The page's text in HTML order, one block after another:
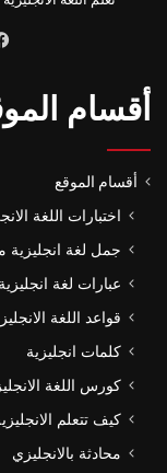
أقسام
أقسام الموقع
اختبارات اللغة
جمل لغة انجليزية
عبارات لغة انجليزية
قواعد اللغة
كلمات انجليزية
كورس اللغة
كيف تتعلم
محادثة بالانجليزي